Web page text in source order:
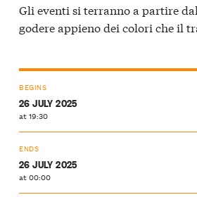
Gli eventi si terranno a partire
godere appieno dei colori che il
BEGINS
26 JULY 2025
at 19:30
ENDS
26 JULY 2025
at 00:00